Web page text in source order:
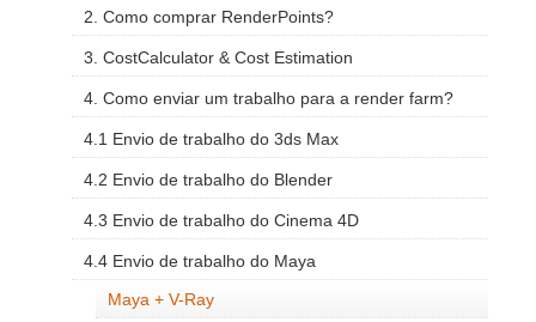
2. Como comprar RenderPoints?
3. CostCalculator & Cost Estimation
4. Como enviar um trabalho para a render farm?
4.1 Envio de trabalho do 3ds Max
4.2 Envio de trabalho do Blender
4.3 Envio de trabalho do Cinema 4D
4.4 Envio de trabalho do Maya
Maya + V-Ray